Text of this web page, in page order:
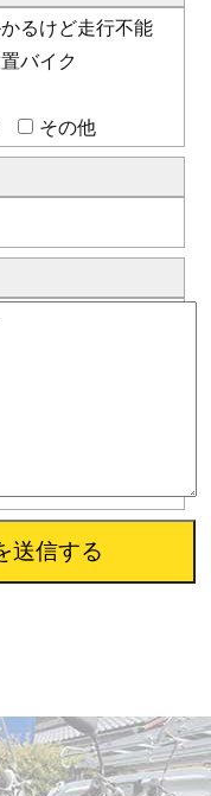
るけど走行不能
バイク
その他